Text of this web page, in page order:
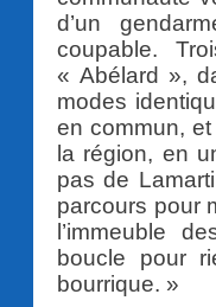
d’un
coupable.
« Abélard »,
modes
en commun,
la région, en
pas de
parcours pour
l’immeuble
boucle pour
bourrique. »